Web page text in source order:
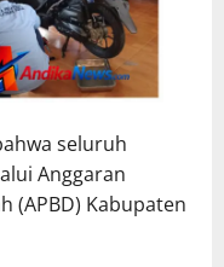
seluruh
Anggaran
(APBD) Kabupaten